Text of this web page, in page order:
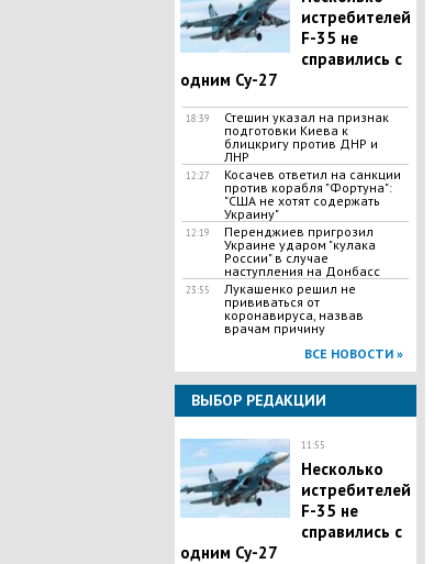
истребителей
F-35 не
справились с
одним Су-27
18:39
Стешин указал на признак
подготовки Киева к
блицкригу против ДНР и
ЛНР
12:27
​Косачев ответил на санкции
против корабля "Фортуна":
"США не хотят содержать
Украину"
12:19
Перенджиев пригрозил
Украине ударом "кулака
России" в случае
наступления на Донбасс
23:55
Лукашенко решил не
прививаться от
коронавируса, назвав
врачам причину
ВСЕ НОВОСТИ »
ВЫБОР РЕДАКЦИИ
11:55
Несколько
истребителей
F-35 не
справились с
одним Су-27